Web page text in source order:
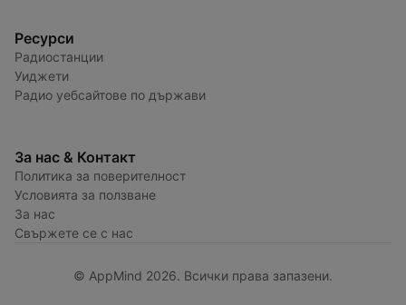
Ресурси
Радиостанции
Уиджети
Радио уебсайтове по държави
За нас & Контакт
Политика за поверителност
Условията за ползване
За нас
Свържете се с нас
© AppMind 2026. Всички права запазени.